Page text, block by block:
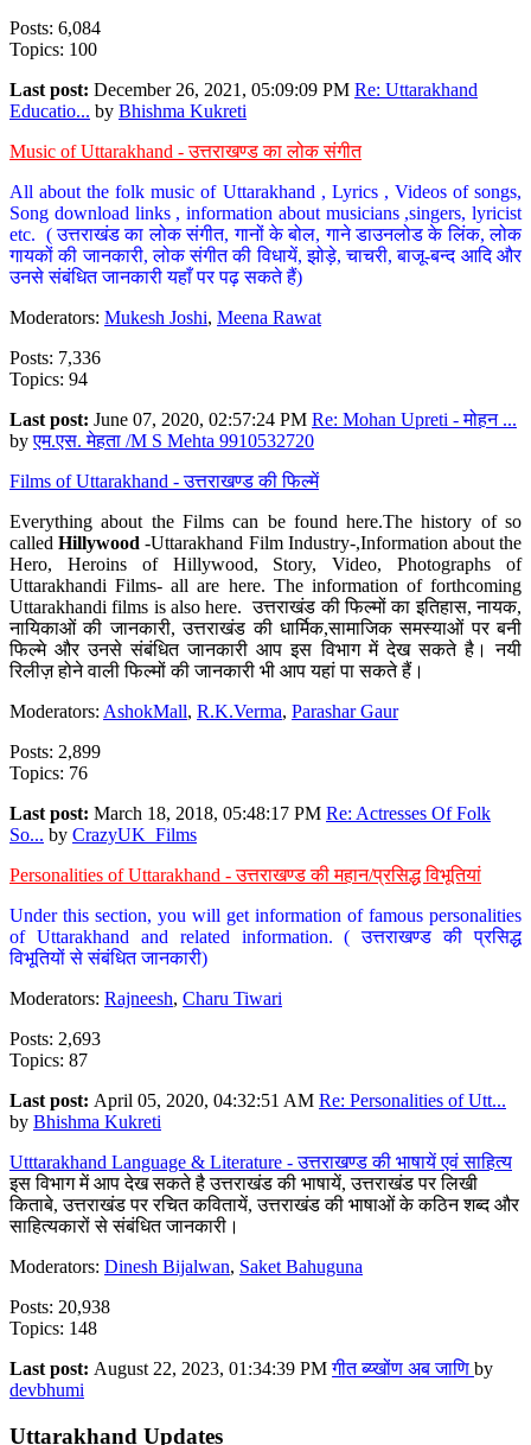
Posts: 6,084
Topics: 100
Last post: December 26, 2021, 05:09:09 PM Re: Uttarakhand
Educatio... by Bhishma Kukreti
Music of Uttarakhand - उत्तराखण्ड का लोक संगीत
All about the folk music of Uttarakhand , Lyrics , Videos of songs,
Song download links , information about musicians ,singers, lyricist
etc. ( उत्तराखंड का लोक संगीत, गानों के बोल, गाने डाउनलोड के लिंक, लोक
गायकों की जानकारी, लोक संगीत की विधायें, झोड़े, चाचरी, बाजू-बन्द आदि और
उनसे संबंधित जानकारी यहाँ पर पढ़ सकते हैं)
Moderators: Mukesh Joshi, Meena Rawat
Posts: 7,336
Topics: 94
Last post: June 07, 2020, 02:57:24 PM Re: Mohan Upreti - मोहन ...
byएम.एस. मेहता /M S Mehta 9910532720
Films of Uttarakhand - उत्तराखण्ड की फिल्में
Everything about the Films can be found here.The history of so
calledHillywood-Uttarakhand Film Industry-,Information about the
Hero, Heroins of Hillywood, Story, Video, Photographs of
Uttarakhandi Films- all are here. The information of forthcoming
Uttarakhandi films is also here. उत्तराखंड की फिल्मों का इतिहास, नायक,
नायिकाओं की जानकारी, उत्तराखंड की धार्मिक,सामाजिक समस्याओं पर बनी
फिल्मे और उनसे संबंधित जानकारी आप इस विभाग में देख सकते है। नयी
रिलीज़ होने वाली फिल्मों की जानकारी भी आप यहां पा सकते हैं।
Moderators: AshokMall, R.K.Verma, Parashar Gaur
Posts: 2,899
Topics: 76
Last post: March 18, 2018, 05:48:17 PM Re: Actresses Of Folk
So... by CrazyUK_Films
Personalities of Uttarakhand - उत्तराखण्ड की महान/प्रसिद्ध विभूतियां
Under this section, you will get information of famous personalities
of Uttarakhand and related information. ( उत्तराखण्ड की प्रसिद्ध
विभूतियों से संबंधित जानकारी)
Moderators: Rajneesh, Charu Tiwari
Posts: 2,693
Topics: 87
Last post: April 05, 2020, 04:32:51 AM Re: Personalities of Utt...
by Bhishma Kukreti
Utttarakhand Language & Literature - उत्तराखण्ड की भाषायें एवं साहित्य
इस विभाग में आप देख सकते है उत्तराखंड की भाषायें, उत्तराखंड पर लिखी
किताबे, उत्तराखंड पर रचित कवितायें, उत्तराखंड की भाषाओं के कठिन शब्द और
साहित्यकारों से संबंधित जानकारी।
Moderators: Dinesh Bijalwan, Saket Bahuguna
Posts: 20,938
Topics: 148
Last post: August 22, 2023, 01:34:39 PMगीत ब्य्खोंण अब जाणि by
devbhumi
Uttarakhand Updates